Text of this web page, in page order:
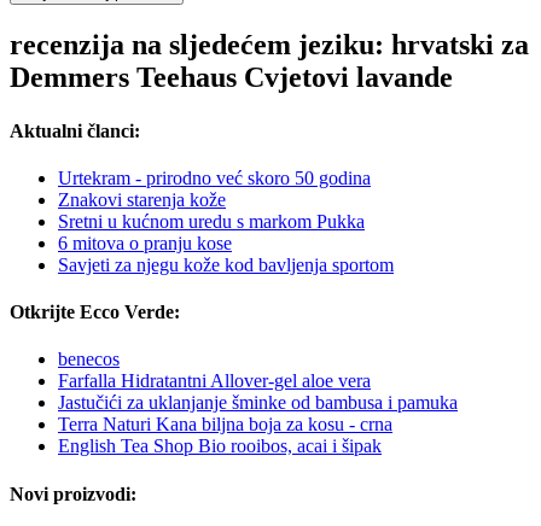
recenzija na sljedećem jeziku: hrvatski za
Demmers Teehaus Cvjetovi lavande
Aktualni članci:
Urtekram - prirodno već skoro 50 godina
Znakovi starenja kože
Sretni u kućnom uredu s markom Pukka
6 mitova o pranju kose
Savjeti za njegu kože kod bavljenja sportom
Otkrijte Ecco Verde:
benecos
Farfalla Hidratantni Allover-gel aloe vera
Jastučići za uklanjanje šminke od bambusa i pamuka
Terra Naturi Kana biljna boja za kosu - crna
English Tea Shop Bio rooibos, acai i šipak
Novi proizvodi: